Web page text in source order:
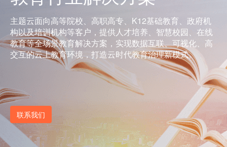
主题云面向高等院校、高职高专、K12基础教育、政府机
构以及培训机构等客户，提供人才培养、智慧校园、在线
教育等全场景教育解决方案，实现数据互联、可视化、高
交互的云上教育环境，打造云时代教育治理新模式。
联系我们